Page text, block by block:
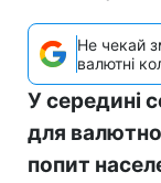
Не чекай
валютні
У середині
для
попит